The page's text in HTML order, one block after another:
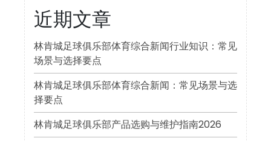
近期文章
林肯城足球俱乐部体育综合新闻行业知识：常见
场景与选择要点
林肯城足球俱乐部体育综合新闻：常见场景与选
择要点
林肯城足球俱乐部产品选购与维护指南2026